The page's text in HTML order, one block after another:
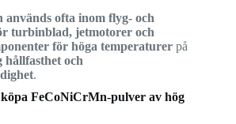
ofta inom flyg- och
turbinblad, jetmotorer och
för höga temperaturerpå
hållfasthet och
.
FeCoNiCrMn-pulver av hög